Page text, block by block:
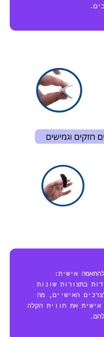
אישית:
בתצורות שונות
האישיים, מה
אישית את חווית הקלה